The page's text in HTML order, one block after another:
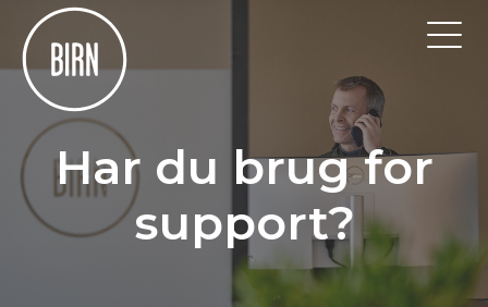
Har du brug for
support?